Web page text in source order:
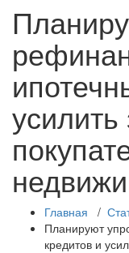
Главная /
Планируют
кредитов и